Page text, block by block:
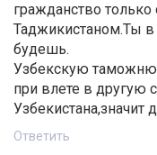
гражданство
Таджикистаном.Ты в
будешь.
Узбекскую таможню
при влете в другую
Узбекистана,значит
Ответить